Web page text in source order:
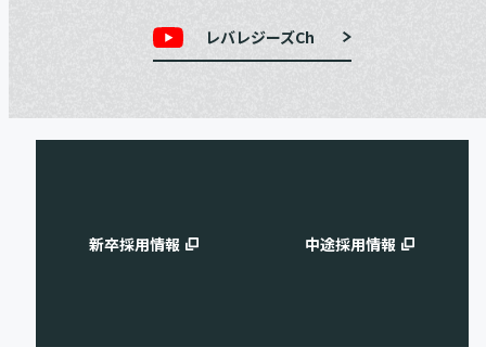
レバレジーズCh
新卒採用情報 中途採用情報